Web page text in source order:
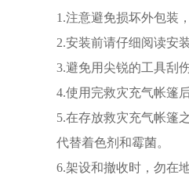
1.注意避免损坏外包装
2.安装前请仔细阅读安
3.避免用尖锐的工具刮
4.使用完救灾充气帐篷
5.在存放救灾充气帐篷
代替着色剂和霉菌。
6.架设和撤收时，勿在